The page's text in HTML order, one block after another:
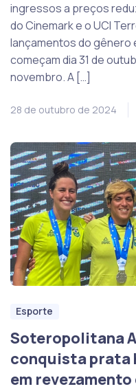
ingressos a preços
do Cinemark e o UCI
lançamentos do gênero
começam dia 31 de
novembro. A […]
28 de outubro de 2024
Esporte
Soteropolitana
conquista prata
em